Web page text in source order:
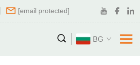
[email protected]
BG